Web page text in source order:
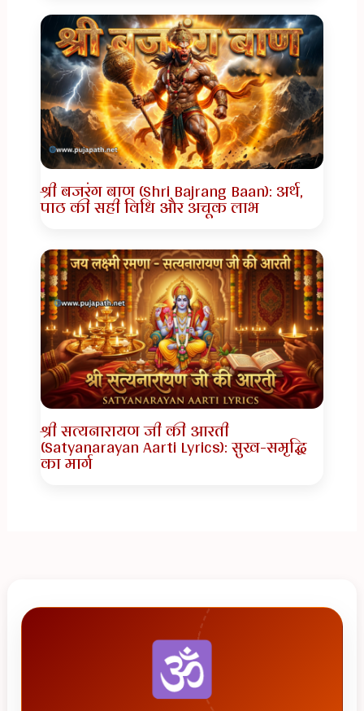
श्री बजरंग बाण (Shri Bajrang Baan): अर्थ,
पाठ की सही विधि और अचूक लाभ
श्री सत्यनारायण जी की आरती
(Satyanarayan Aarti Lyrics): सुख-समृद्धि
का मार्ग